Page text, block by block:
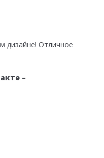
дизайне! Отличное
–